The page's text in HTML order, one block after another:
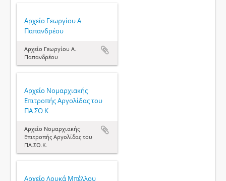
Αρχείο Γεωργίου Α.
Παπανδρέου
Αρχείο Γεωργίου Α.
Παπανδρέου
Αρχείο Νομαρχιακής
Επιτροπής Αργολίδας του
ΠΑ.ΣΟ.Κ.
Αρχείο Νομαρχιακής
Επιτροπής Αργολίδας του
ΠΑ.ΣΟ.Κ.
Αρχείο Λουκά Μπέλλου